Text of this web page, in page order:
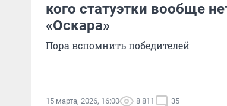
кого статуэтки вообще
«Оскара»
Пора вспомнить победителей
15 марта, 2026, 16:00 8 811 35